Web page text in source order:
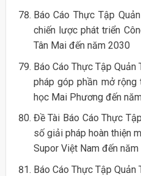
Báo Cáo Thực Tập
chiến lược phát triển
Tân Mai đến năm 2030
Báo Cáo Thực Tập
pháp góp phần mở
học Mai Phương đến
Đề Tài Báo Cáo Thực
số giải pháp hoàn thiện
Supor Việt Nam đến
Báo Cáo Thực Tập